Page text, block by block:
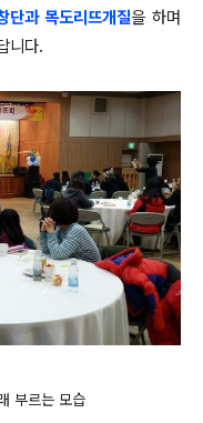
과 목도리뜨개질을 하며
니다.
부르는 모습